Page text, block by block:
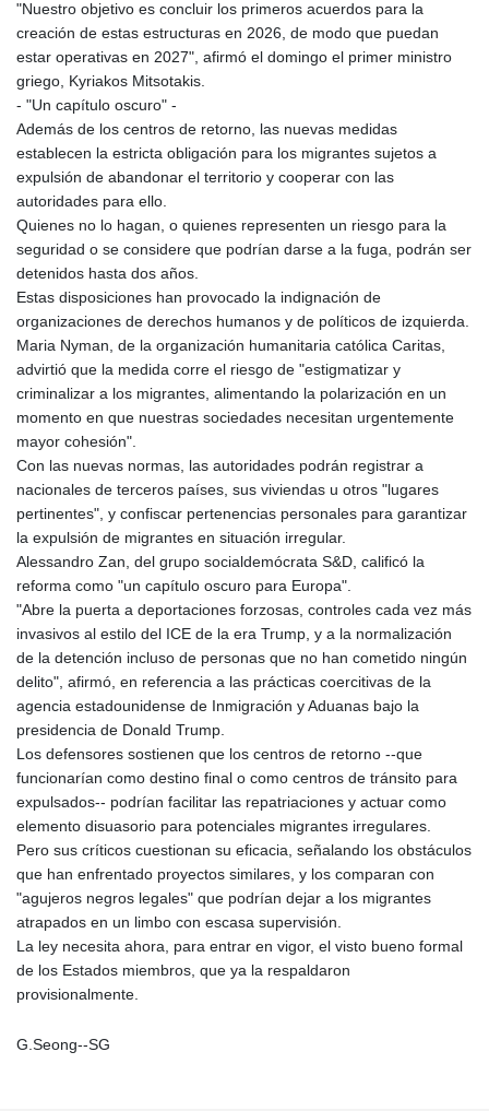
"Nuestro objetivo es concluir los primeros acuerdos para la
creación de estas estructuras en 2026, de modo que puedan
estar operativas en 2027", afirmó el domingo el primer ministro
griego, Kyriakos Mitsotakis.
- "Un capítulo oscuro" -
Además de los centros de retorno, las nuevas medidas
establecen la estricta obligación para los migrantes sujetos a
expulsión de abandonar el territorio y cooperar con las
autoridades para ello.
Quienes no lo hagan, o quienes representen un riesgo para la
seguridad o se considere que podrían darse a la fuga, podrán ser
detenidos hasta dos años.
Estas disposiciones han provocado la indignación de
organizaciones de derechos humanos y de políticos de izquierda.
Maria Nyman, de la organización humanitaria católica Caritas,
advirtió que la medida corre el riesgo de "estigmatizar y
criminalizar a los migrantes, alimentando la polarización en un
momento en que nuestras sociedades necesitan urgentemente
mayor cohesión".
Con las nuevas normas, las autoridades podrán registrar a
nacionales de terceros países, sus viviendas u otros "lugares
pertinentes", y confiscar pertenencias personales para garantizar
la expulsión de migrantes en situación irregular.
Alessandro Zan, del grupo socialdemócrata S&D, calificó la
reforma como "un capítulo oscuro para Europa".
"Abre la puerta a deportaciones forzosas, controles cada vez más
invasivos al estilo del ICE de la era Trump, y a la normalización
de la detención incluso de personas que no han cometido ningún
delito", afirmó, en referencia a las prácticas coercitivas de la
agencia estadounidense de Inmigración y Aduanas bajo la
presidencia de Donald Trump.
Los defensores sostienen que los centros de retorno --que
funcionarían como destino final o como centros de tránsito para
expulsados-- podrían facilitar las repatriaciones y actuar como
elemento disuasorio para potenciales migrantes irregulares.
Pero sus críticos cuestionan su eficacia, señalando los obstáculos
que han enfrentado proyectos similares, y los comparan con
"agujeros negros legales" que podrían dejar a los migrantes
atrapados en un limbo con escasa supervisión.
La ley necesita ahora, para entrar en vigor, el visto bueno formal
de los Estados miembros, que ya la respaldaron
provisionalmente.
G.Seong--SG